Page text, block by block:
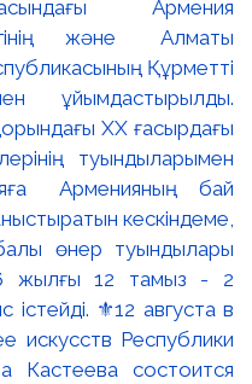
Армения
және Алматы
Құрметті
ұйымдастырылды.
ХХ ғасырдағы
туындыларымен
Арменияның бай
кескіндеме,
өнер туындылары
жылғы 12 тамыз - 2
⚜️12 августа в
искусств Республики
Кастеева состоится